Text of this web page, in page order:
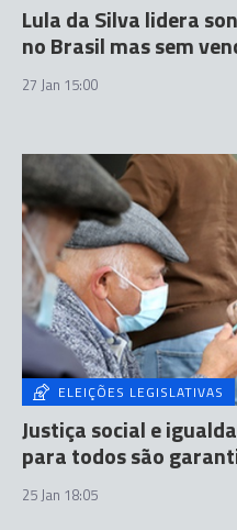
Lula da Silva lidera
no Brasil mas sem
27 Jan 15:00
ELEIÇÕES LEGISLATIVAS
Justiça social e
para todos são
25 Jan 18:05